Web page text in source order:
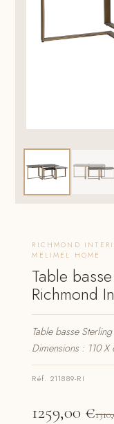
RICHMOND
MELIMEL HOME
Table
Richmond
Table basse
Dimensions : 110 X
Réf. 211889-RI
1259,00 €